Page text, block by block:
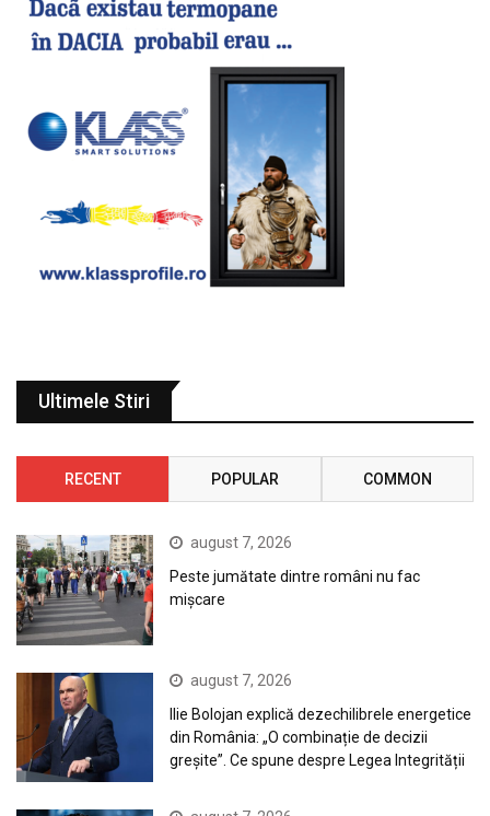
Ultimele Stiri
RECENT POPULAR COMMON
august 7, 2026
Peste jumătate dintre români nu fac
mișcare
august 7, 2026
Ilie Bolojan explică dezechilibrele energetice
din România: „O combinație de decizii
greșite”. Ce spune despre Legea Integrității